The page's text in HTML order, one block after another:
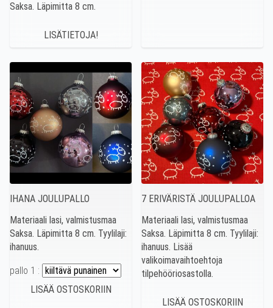
Saksa. Läpimitta 8 cm.
LISÄTIETOJA!
IHANA JOULUPALLO
Materiaali lasi, valmistusmaa
Saksa. Läpimitta 8 cm. Tyylilaji:
ihanuus.
pallo 1 :
7 ERIVÄRISTÄ JOULUPALLOA
Materiaali lasi, valmistusmaa
Saksa. Läpimitta 8 cm. Tyylilaji:
ihanuus. Lisää
valikoimavaihtoehtoja
tilpehööriosastolla.